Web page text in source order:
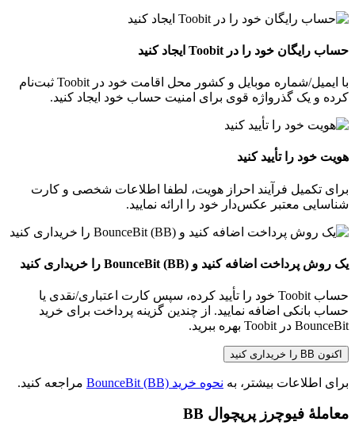
حساب رایگان خود را در Toobit ایجاد کنید
با ایمیل/شماره موبایل و کشور محل اقامت خود در Toobit ثبت‌نام
کرده و یک گذرواژه قوی برای امنیت حساب خود ایجاد کنید.
هویت خود را تأیید کنید
برای تکمیل فرآیند احراز هویت، لطفا اطلاعات شخصی و کارت
شناسایی معتبر عکس‌دار خود را ارائه نمایید.
یک روش پرداخت اضافه کنید و BounceBit (BB) را خریداری کنید
حساب Toobit خود را تأیید کرده، سپس کارت اعتباری/نقدی یا
حساب بانکی اضافه نمایید. از چندین گزینه پرداخت برای خرید
BounceBit در Toobit بهره ببرید.
اکنون BB را خریداری کنید
برای اطلاعات بیشتر، به نحوه خرید BounceBit (BB) مراجعه کنید.
معاملهٔ فیوچرز پرپچوال BB